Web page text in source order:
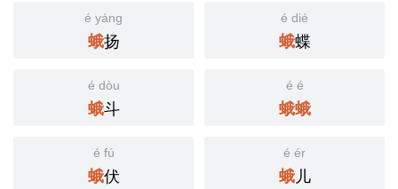
é yáng
蛾扬
é dié
蛾蝶
é dòu
蛾斗
é é
蛾蛾
é fú
蛾伏
é ér
蛾儿